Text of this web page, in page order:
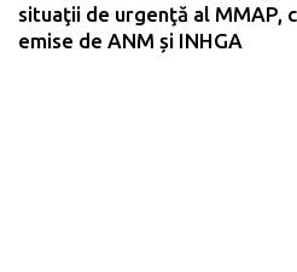
situaţii de urgenţă al MMAP,
emise de ANM și INHGA